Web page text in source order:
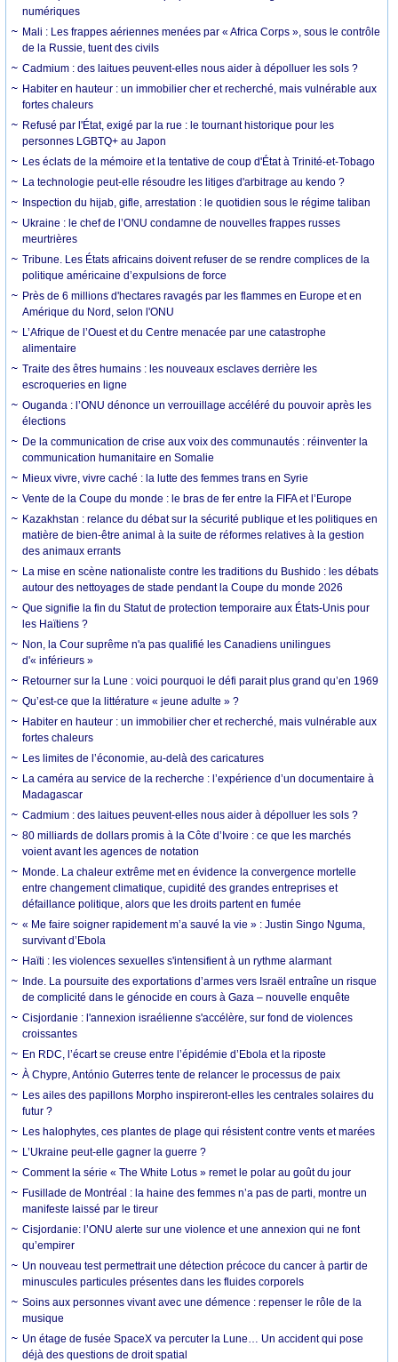
numériques
Mali : Les frappes aériennes menées par « Africa Corps », sous le contrôle
de la Russie, tuent des civils
Cadmium : des laitues peuvent-elles nous aider à dépolluer les sols ?
Habiter en hauteur : un immobilier cher et recherché, mais vulnérable aux
fortes chaleurs
Refusé par l'État, exigé par la rue : le tournant historique pour les
personnes LGBTQ+ au Japon
Les éclats de la mémoire et la tentative de coup d'État à Trinité-et-Tobago
La technologie peut-elle résoudre les litiges d'arbitrage au kendo ?
Inspection du hijab, gifle, arrestation : le quotidien sous le régime taliban
Ukraine : le chef de l’ONU condamne de nouvelles frappes russes
meurtrières
Tribune. Les États africains doivent refuser de se rendre complices de la
politique américaine d’expulsions de force
Près de 6 millions d'hectares ravagés par les flammes en Europe et en
Amérique du Nord, selon l'ONU
L’Afrique de l’Ouest et du Centre menacée par une catastrophe
alimentaire
Traite des êtres humains : les nouveaux esclaves derrière les
escroqueries en ligne
Ouganda : l’ONU dénonce un verrouillage accéléré du pouvoir après les
élections
De la communication de crise aux voix des communautés : réinventer la
communication humanitaire en Somalie
Mieux vivre, vivre caché : la lutte des femmes trans en Syrie
Vente de la Coupe du monde : le bras de fer entre la FIFA et l’Europe
Kazakhstan : relance du débat sur la sécurité publique et les politiques en
matière de bien-être animal à la suite de réformes relatives à la gestion
des animaux errants
La mise en scène nationaliste contre les traditions du Bushido : les débats
autour des nettoyages de stade pendant la Coupe du monde 2026
Que signifie la fin du Statut de protection temporaire aux États-Unis pour
les Haïtiens ?
Non, la Cour suprême n'a pas qualifié les Canadiens unilingues
d'« inférieurs »
Retourner sur la Lune : voici pourquoi le défi parait plus grand qu’en 1969
Qu’est-ce que la littérature « jeune adulte » ?
Habiter en hauteur : un immobilier cher et recherché, mais vulnérable aux
fortes chaleurs
Les limites de l’économie, au-delà des caricatures
La caméra au service de la recherche : l’expérience d’un documentaire à
Madagascar
Cadmium : des laitues peuvent-elles nous aider à dépolluer les sols ?
80 milliards de dollars promis à la Côte d’Ivoire : ce que les marchés
voient avant les agences de notation
Monde. La chaleur extrême met en évidence la convergence mortelle
entre changement climatique, cupidité des grandes entreprises et
défaillance politique, alors que les droits partent en fumée
« Me faire soigner rapidement m’a sauvé la vie » : Justin Singo Nguma,
survivant d’Ebola
Haïti : les violences sexuelles s'intensifient à un rythme alarmant
Inde. La poursuite des exportations d’armes vers Israël entraîne un risque
de complicité dans le génocide en cours à Gaza – nouvelle enquête
Cisjordanie : l'annexion israélienne s'accélère, sur fond de violences
croissantes
En RDC, l’écart se creuse entre l’épidémie d’Ebola et la riposte
À Chypre, António Guterres tente de relancer le processus de paix
Les ailes des papillons Morpho inspireront-elles les centrales solaires du
futur ?
Les halophytes, ces plantes de plage qui résistent contre vents et marées
L’Ukraine peut-elle gagner la guerre ?
Comment la série « The White Lotus » remet le polar au goût du jour
Fusillade de Montréal : la haine des femmes n’a pas de parti, montre un
manifeste laissé par le tireur
Cisjordanie: l’ONU alerte sur une violence et une annexion qui ne font
qu’empirer
Un nouveau test permettrait une détection précoce du cancer à partir de
minuscules particules présentes dans les fluides corporels
Soins aux personnes vivant avec une démence : repenser le rôle de la
musique
Un étage de fusée SpaceX va percuter la Lune… Un accident qui pose
déjà des questions de droit spatial